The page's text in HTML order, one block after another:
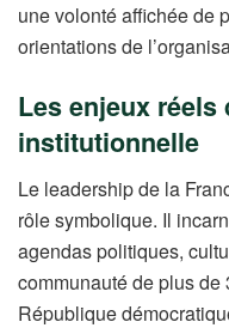
une volonté affichée de
orientations de
Les enjeux réels
institutionnelle
Le leadership de la
rôle symbolique. Il
agendas politiques,
communauté de plus
République